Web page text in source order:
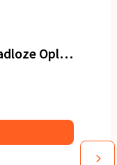
Elite Powerbank met Draadloze Oplader 8000mAh